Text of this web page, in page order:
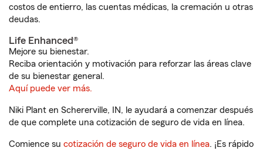
costos de entierro, las cuentas médicas, la cremación u otras
deudas.
Life Enhanced®
Mejore su bienestar.
Reciba orientación y motivación para reforzar las áreas clave
de su bienestar general.
Aquí puede ver más.
Niki Plant en Schererville, IN, le ayudará a comenzar después
de que complete una cotización de seguro de vida en línea.
Comience su cotización de seguro de vida en línea. ¡Es rápido